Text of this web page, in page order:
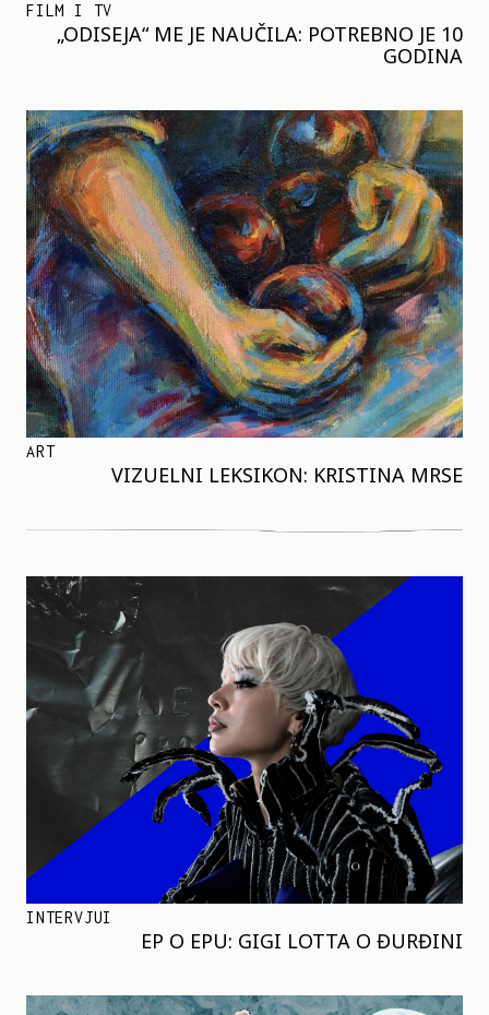
FILM I TV
„ODISEJA“ ME JE NAUČILA: POTREBNO JE 10
GODINA
ART
VIZUELNI LEKSIKON: KRISTINA MRSE
INTERVJUI
EP O EPU: GIGI LOTTA O ĐURĐINI